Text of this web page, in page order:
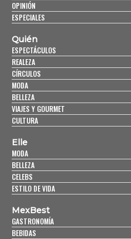
OPINIÓN
ESPECIALES
Quién
ESPECTÁCULOS
REALEZA
CÍRCULOS
MODA
BELLEZA
VIAJES Y GOURMET
CULTURA
Elle
MODA
BELLEZA
CELEBS
ESTILO DE VIDA
MexBest
GASTRONOMÍA
BEBIDAS